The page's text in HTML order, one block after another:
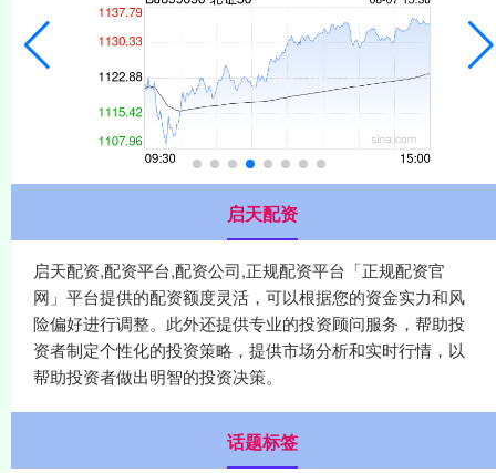
启天配资
启天配资,配资平台,配资公司,正规配资平台「正规配资官
网」平台提供的配资额度灵活，可以根据您的资金实力和风
险偏好进行调整。此外还提供专业的投资顾问服务，帮助投
资者制定个性化的投资策略，提供市场分析和实时行情，以
帮助投资者做出明智的投资决策。
话题标签